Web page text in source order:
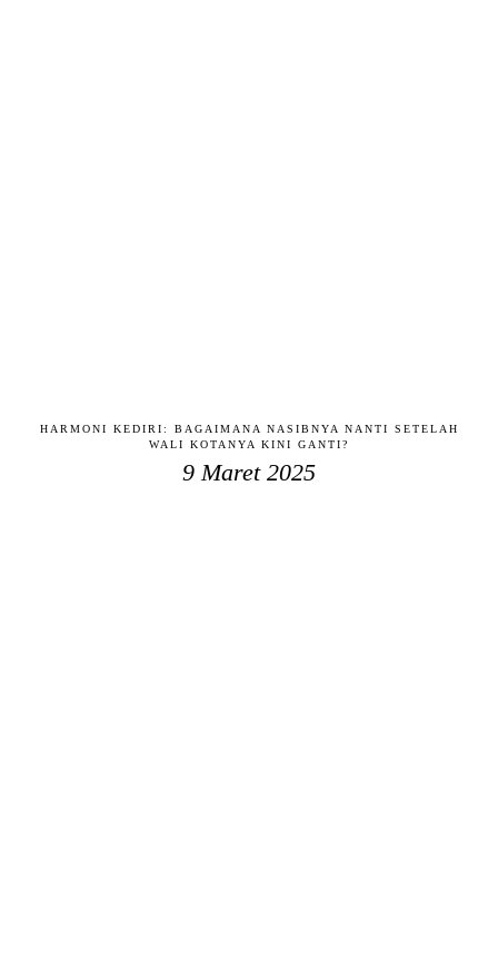
HARMONI KEDIRI: BAGAIMANA NASIBNYA NANTI SETELAH
WALI KOTANYA KINI GANTI?
9 Maret 2025